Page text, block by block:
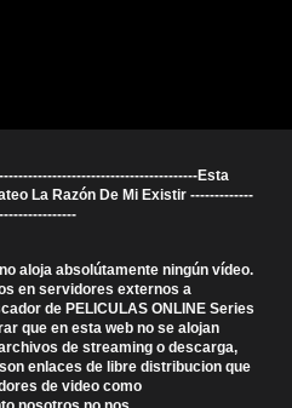
Esta
La Razón De Mi Existir -------------
aloja absolútamente ningún vídeo.
en servidores externos a
de PELICULAS ONLINE Series
que en esta web no se alojan
de streaming o descarga,
enlaces de libre distribucion que
de video como